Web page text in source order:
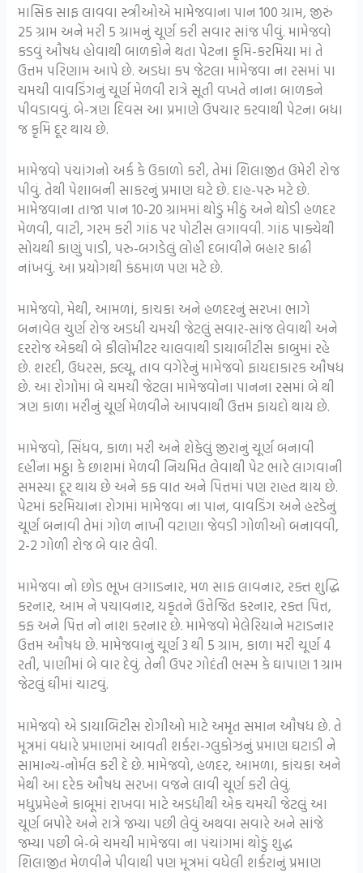
માસિક સાફ લાવવા સ્ત્રીઓએ મામેજવાના પાન 100 ગ્રામ, જીરું
25 ગ્રામ અને મરી 5 ગ્રામનું ચૂર્ણ કરી સવાર સાંજ પીવું. મામેજવો
કડવું ઔષધ હોવાથી બાળકોને થતા પેટના કૃમિ-કરમિયા માં તે
ઉત્તમ પરિણામ આપે છે. અડધા કપ જેટલા મામેજવા ના રસમાં પા
ચમચી વાવડિંગનું ચૂર્ણ મેળવી રાત્રે સૂતી વખતે નાના બાળકને
પીવડાવવું. બે-ત્રણ દિવસ આ પ્રમાણે ઉપચાર કરવાથી પેટના બધા
જ કૃમિ દૂર થાય છે.
મામેજવો પંચાંગનો અર્ક કે ઉકાળો કરી, તેમાં શિલાજીત ઉમેરી રોજ
પીવું. તેથી પેશાબની સાકરનું પ્રમાણ ઘટે છે. દાહ-પરુ મટે છે.
મામેજવાના તાજા પાન 10-20 ગ્રામમાં થોડું મીઠું અને થોડી હળદર
મેળવી, વાટી, ગરમ કરી ગાંઠ પર પોટીસ લગાવવી. ગાંઠ પાક્યેથી
સોયથી કાણું પાડી, પરુ-બગડેલું લોહી દબાવીને બહાર કાઢી
નાંખવું. આ પ્રયોગથી કંઠમાળ પણ મટે છે.
મામેજવો, મેથી, આમળાં, કાચકા અને હળદરનું સરખા ભાગે
બનાવેલ ચુર્ણ રોજ અડધી ચમચી જેટલું સવાર-સાંજ લેવાથી અને
દરરોજ એકથી બે કીલોમીટર ચાલવાથી ડાયાબીટીસ કાબુમાં રહે
છે. શરદી, ઉધરસ, ફ્લ્યૂ, તાવ વગેરેનું મામેજવો ફાયદાકારક ઔષધ
છે. આ રોગોમાં બે ચમચી જેટલા મામેજવોના પાનના રસમાં બે થી
ત્રણ કાળા મરીનું ચૂર્ણ મેળવીને આપવાથી ઉત્તમ ફાયદો થાય છે.
મામેજવો, સિંધવ, કાળા મરી અને શેકેલું જીરાનું ચૂર્ણ બનાવી
દહીંના મઠ્ઠા કે છાશમાં મેળવી નિયમિત લેવાથી પેટ ભારે લાગવાની
સમસ્યા દૂર થાય છે અને કફ વાત અને પિત્તમાં પણ રાહત થાય છે.
પેટમાં કરમિયાના રોગમાં મામેજવા ના પાન, વાવડિંગ અને હરડેનું
ચૂર્ણ બનાવી તેમાં ગોળ નાખી વટાણા જેવડી ગોળીઓ બનાવવી,
2-2 ગોળી રોજ બે વાર લેવી.
મામેજવા નો છોડ ભૂખ લગાડનાર, મળ સાફ લાવનાર, રક્ત શુદ્ધિ
કરનાર, આમ ને પચાવનાર, યકૃતને ઉત્તેજિત કરનાર, રક્ત પિત્ત,
કફ અને પિત્ત નો નાશ કરનાર છે. મામેજવો મેલેરિયાને મટાડનાર
ઉત્તમ ઔષધ છે. મામેજવાનું ચૂર્ણ 3 થી 5 ગ્રામ, કાળા મરી ચૂર્ણ 4
રતી, પાણીમાં બે વાર દેવું. તેની ઉપર ગોદંતી ભસ્મ કે ઘાપાણ 1 ગ્રામ
જેટલું ઘીમાં ચાટવું.
મામેજવો એ ડાયાબિટીસ રોગીઓ માટે અમૃત સમાન ઔષધ છે. તે
મૂત્રમાં વધારે પ્રમાણમાં આવતી શર્કરા-ગ્લુકોઝનું પ્રમાણ ઘટાડી ને
સામાન્ય-નોર્મલ કરી દે છે. મામેજવો, હળદર, આમળા, કાંચકા અને
મેથી આ દરેક ઔષધ સરખા વજને લાવી ચૂર્ણ કરી લેવું.
મધુપ્રમેહને કાબૂમાં રાખવા માટે અડધીથી એક ચમચી જેટલું આ
ચૂર્ણ બપોરે અને રાત્રે જમ્યા પછી લેવું અથવા સવારે અને સાંજે
જમ્યા પછી બે-બે ચમચી મામેજવા ના પંચાંગમાં થોડું શુદ્ધ
શિલાજીત મેળવીને પીવાથી પણ મૂત્રમાં વધેલી શર્કરાનું પ્રમાણ